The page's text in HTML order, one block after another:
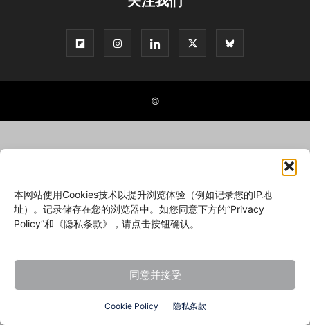
本网站使用Cookies技术以提升浏览体验（例如记录您的IP地
址）。记录储存在您的浏览器中。如您同意下方的“Privacy
Policy”和《隐私条款》，请点击按钮确认。
同意并接受
Cookie Policy 隐私条款
©